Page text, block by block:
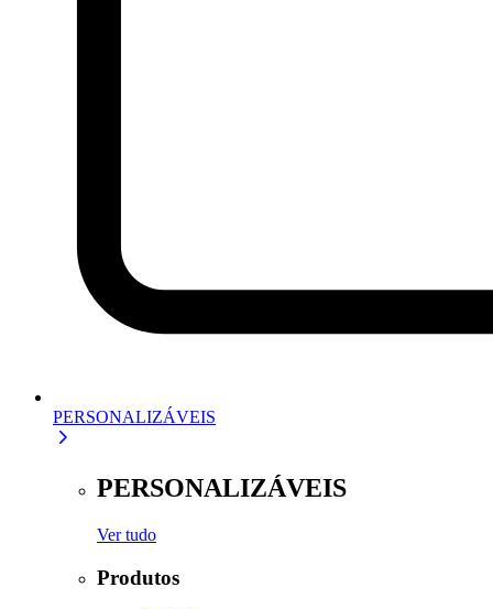
PERSONALIZÁVEIS
PERSONALIZÁVEIS
Ver tudo
Produtos